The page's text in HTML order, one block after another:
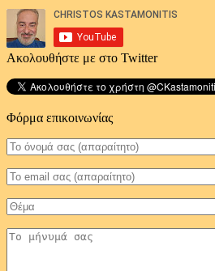
Ακολουθήστε με στο Twitter
Φόρμα επικοινωνίας